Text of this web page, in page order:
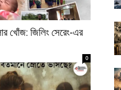
খোঁজ: জিলিং সেরেং-এর
0